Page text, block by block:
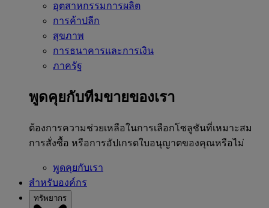
อุตสาหกรรมการผลิต
การค้าปลีก
สุขภาพ
การธนาคารและการเงิน
ภาครัฐ
พูดคุยกับทีมขายของเรา
ต้องการความช่วยเหลือในการเลือกโซลูชันที่เหมาะสม
การสั่งซื้อ หรือการอัปเกรดใบอนุญาตของคุณหรือไม่
พูดคุยกับเรา
สำหรับองค์กร
ทรัพยากร